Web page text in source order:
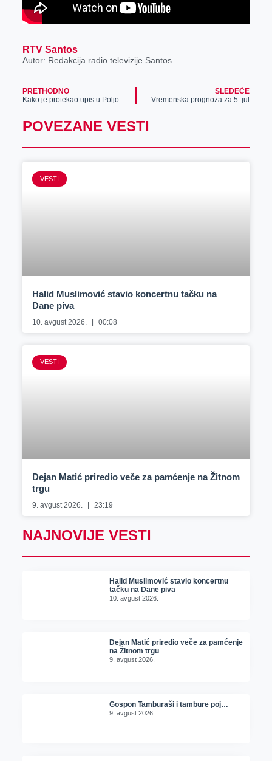
RTV Santos
Autor: Redakcija radio televizije Santos
PRETHODNO
Kako je protekao upis u Poljoprivrednoj školi
SLEDEĆE
Vremenska prognoza za 5. jul
POVEZANE VESTI
VESTI
Halid Muslimović stavio koncertnu tačku na
Dane piva
10. avgust 2026. 00:08
VESTI
Dejan Matić priredio veče za pamćenje na Žitnom
trgu
9. avgust 2026. 23:19
NAJNOVIJE VESTI
Halid Muslimović stavio koncertnu
tačku na Dane piva
10. avgust 2026.
Dejan Matić priredio veče za pamćenje
na Žitnom trgu
9. avgust 2026.
Gospon Tamburaši i tambure poj…
9. avgust 2026.